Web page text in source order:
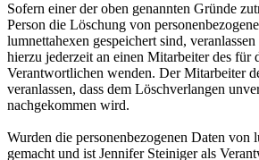
Sofern einer der oben genannten Gründe
Person die Löschung von
lumnettahexen gespeichert sind,
hierzu jederzeit an einen Mitarbeiter des für
Verantwortlichen wenden. Der Mitarbeiter
veranlassen, dass dem Löschverlangen
nachgekommen wird.
Wurden die personenbezogenen Daten von
gemacht und ist Jennifer Steiniger als